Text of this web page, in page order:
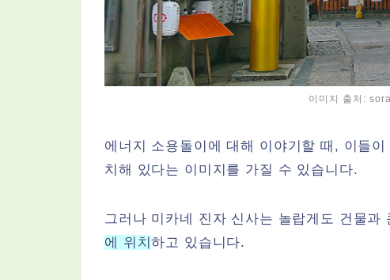
이미지 출처:
에너지 소용돌이에 대해 이야기할 때, 이들
치해 있다는 이미지를 가질 수 있습니다.
그러나 미카네 진자 신사는 놀랍게도 건물과
에 위치하고 있습니다.